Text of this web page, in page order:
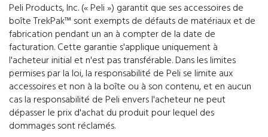
Peli Products, Inc. (« Peli ») garantit que ses accessoires de
boîte TrekPak™ sont exempts de défauts de matériaux et de
fabrication pendant un an à compter de la date de
facturation. Cette garantie s'applique uniquement à
l'acheteur initial et n'est pas transférable. Dans les limites
permises par la loi, la responsabilité de Peli se limite aux
accessoires et non à la boîte ou à son contenu, et en aucun
cas la responsabilité de Peli envers l'acheteur ne peut
dépasser le prix d'achat du produit pour lequel des
dommages sont réclamés.